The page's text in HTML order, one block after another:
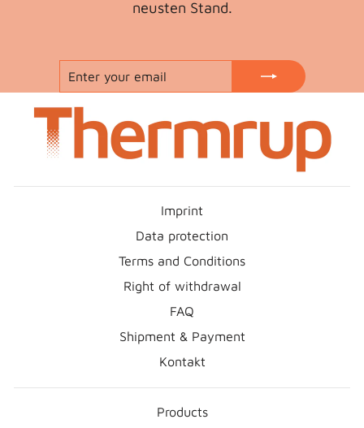
neusten Stand.
EMAIL
Imprint
Data protection
Terms and Conditions
Right of withdrawal
FAQ
Shipment & Payment
Kontakt
Products